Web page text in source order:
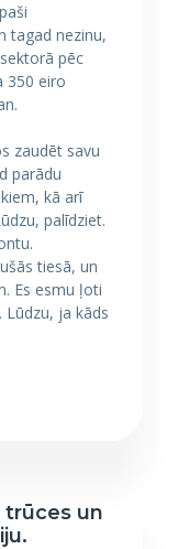
tagad nezinu,
pēc
350 eiro
zaudēt savu
parādu
kā arī
palīdziet.
tiesā, un
Es esmu ļoti
ja kāds
trūces un